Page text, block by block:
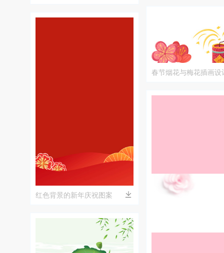
红色背景的新年庆祝图案
春节烟花与梅花插画设